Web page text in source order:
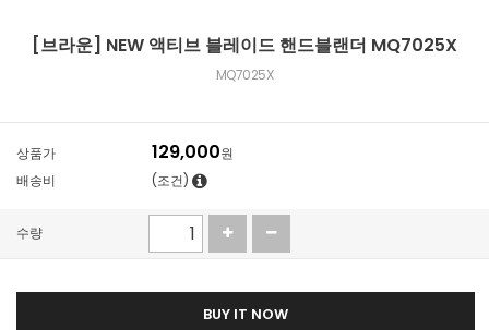
[브라운] NEW 액티브 블레이드 핸드블랜더 MQ7025X
MQ7025X
상품가 129,000원
배송비
(조건)
수량
BUY IT NOW